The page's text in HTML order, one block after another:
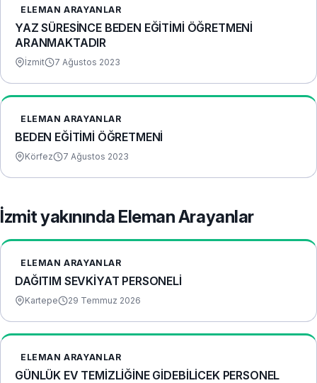
ELEMAN ARAYANLAR
YAZ SÜRESİNCE BEDEN EĞİTİMİ ÖĞRETMENİ
ARANMAKTADIR
İzmit 7 Ağustos 2023
ELEMAN ARAYANLAR
BEDEN EĞİTİMİ ÖĞRETMENİ
Körfez 7 Ağustos 2023
İzmit yakınında Eleman Arayanlar
ELEMAN ARAYANLAR
DAĞITIM SEVKİYAT PERSONELİ
Kartepe 29 Temmuz 2026
ELEMAN ARAYANLAR
GÜNLÜK EV TEMİZLİĞİNE GİDEBİLİCEK PERSONEL